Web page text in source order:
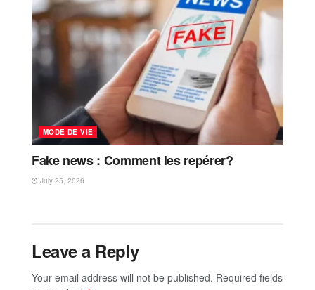
MODE DE VIE
Fake news : Comment les repérer?
July 25, 2026
Leave a Reply
Your email address will not be published. Required fields